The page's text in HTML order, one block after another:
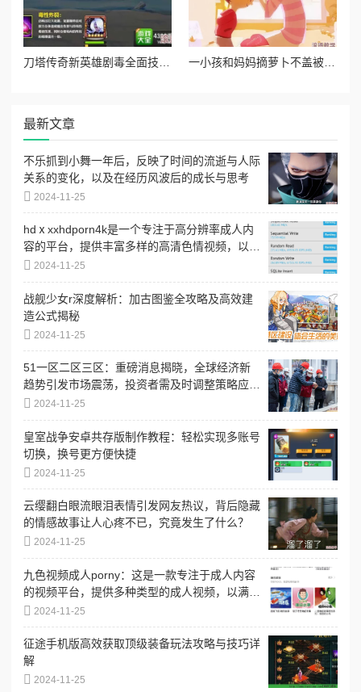
刀塔传奇新英雄剧毒全面技能介绍：持续伤害与毒液控制详解 一小孩和妈妈摘萝卜不盖被子，温暖的亲子时光让人感受到生活的乐趣与简单幸福
最新文章
不乐抓到小舞一年后，反映了时间的流逝与人际
关系的变化，以及在经历风波后的成长与思考
2024-11-25
hdⅹxxhdporn4k是一个专注于高分辨率成人内
容的平台，提供丰富多样的高清色情视频，以满
足不同用户的需求和偏好
2024-11-25
战舰少女r深度解析：加古图鉴全攻略及高效建
造公式揭秘
2024-11-25
51一区二区三区：重磅消息揭晓，全球经济新
趋势引发市场震荡，投资者需及时调整策略应
对！2024-11-25
皇室战争安卓共存版制作教程：轻松实现多账号
切换，换号更方便快捷
2024-11-25
云缨翻白眼流眼泪表情引发网友热议，背后隐藏
的情感故事让人心疼不已，究竟发生了什么？
2024-11-25
九色视频成人porny：这是一款专注于成人内容
的视频平台，提供多种类型的成人视频，以满足
不同用户的需求和偏好
2024-11-25
征途手机版高效获取顶级装备玩法攻略与技巧详
解
2024-11-25